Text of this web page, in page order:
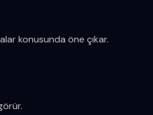
konusunda öne çıkar.